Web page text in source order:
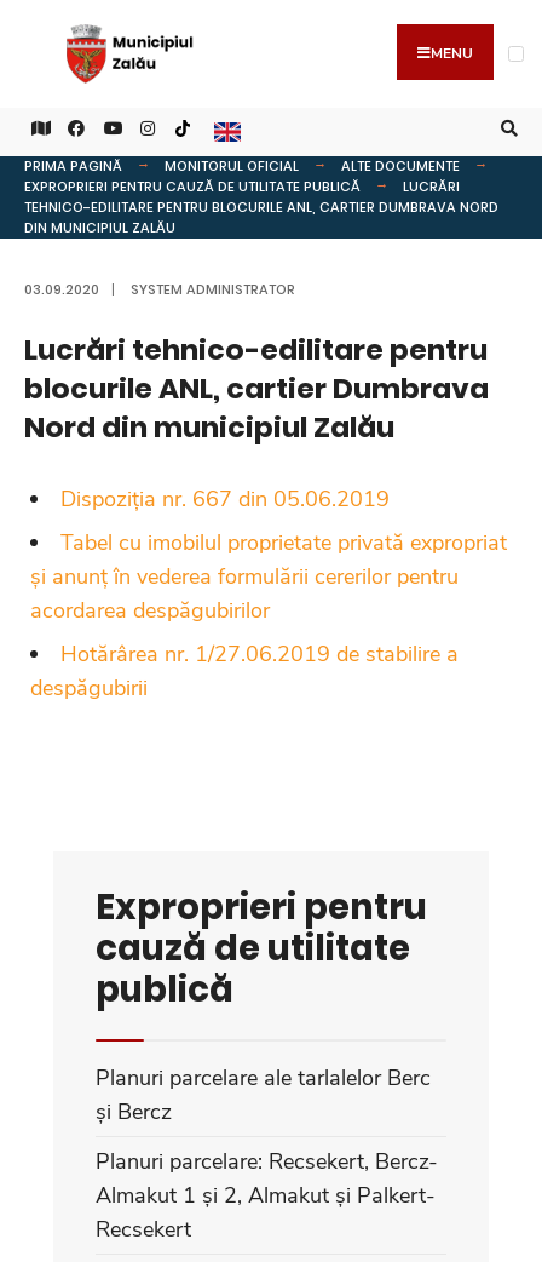
MENU
PRIMA PAGINĂ MONITORUL OFICIAL
ALTE DOCUMENTE
EXPROPRIERI PENTRU CAUZĂ DE UTILITATE PUBLICĂ
LUCRĂRI
TEHNICO-EDILITARE PENTRU BLOCURILE ANL, CARTIER DUMBRAVA NORD
DIN MUNICIPIUL ZALĂU
03.09.2020 | SYSTEM ADMINISTRATOR
Lucrări tehnico-edilitare pentru
blocurile ANL, cartier Dumbrava
Nord din municipiul Zalău
Dispoziția nr. 667 din 05.06.2019
Tabel cu imobilul proprietate privată expropriat
și anunț în vederea formulării cererilor pentru
acordarea despăgubirilor
Hotărârea nr. 1/27.06.2019 de stabilire a
despăgubirii
Exproprieri pentru
cauză de utilitate
publică
Planuri parcelare ale tarlalelor Berc
și Bercz
Planuri parcelare: Recsekert, Bercz-
Almakut 1 și 2, Almakut și Palkert-
Recsekert